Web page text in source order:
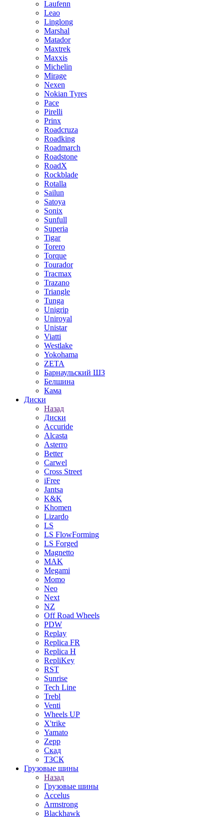
Laufenn
Leao
Linglong
Marshal
Matador
Maxtrek
Maxxis
Michelin
Mirage
Nexen
Nokian Tyres
Pace
Pirelli
Prinx
Roadcruza
Roadking
Roadmarch
Roadstone
RoadX
Rockblade
Rotalla
Sailun
Satoya
Sonix
Sunfull
Superia
Tigar
Torero
Torque
Tourador
Tracmax
Trazano
Triangle
Tunga
Unigrip
Uniroyal
Unistar
Viatti
Westlake
Yokohama
ZETA
Барнаульский ШЗ
Белшина
Кама
Диски
Назад
Диски
Accuride
Alcasta
Asterro
Better
Carwel
Cross Street
iFree
Jantsa
K&K
Khomen
Lizardo
LS
LS FlowForming
LS Forged
Magnetto
MAK
Megami
Momo
Neo
Next
NZ
Off Road Wheels
PDW
Replay
Replica FR
Replica H
RepliKey
RST
Sunrise
Tech Line
Trebl
Venti
Wheels UP
X'trike
Yamato
Zepp
Скад
ТЗСК
Грузовые шины
Назад
Грузовые шины
Accelus
Armstrong
Blackhawk